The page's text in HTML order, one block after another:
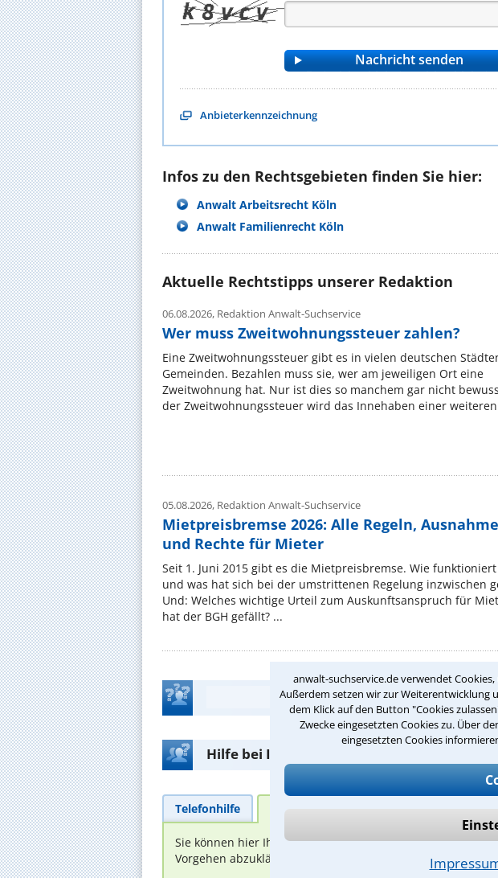
anwalt-suchservice.de verwendet
Außerdem setzen wir zur Weiterentwicklung
dem Klick auf den Button "Cookies
Zwecke eingesetzten Cookies zu. Über
eingesetzten Cookies
Anbieterkennzeichnung
Infos zu den Rechtsgebieten finden Sie hier:
Anwalt Arbeitsrecht Köln
Anwalt Familienrecht Köln
Aktuelle Rechtstipps unserer Redaktion
06.08.2026, Redaktion Anwalt-Suchservice
Wer muss Zweitwohnungssteuer zahlen?
Eine Zweitwohnungssteuer gibt es in vielen deutschen
Gemeinden. Bezahlen muss sie, wer am jeweiligen Ort eine
Zweitwohnung hat. Nur ist dies so manchem gar nicht
der Zweitwohnungssteuer wird das Innehaben einer
05.08.2026, Redaktion Anwalt-Suchservice
Mietpreisbremse 2026: Alle Regeln,
und Rechte für Mieter
Seit 1. Juni 2015 gibt es die Mietpreisbremse. Wie
und was hat sich bei der umstrittenen Regelung inzwischen
Und: Welches wichtige Urteil zum Auskunftsanspruch für
hat der BGH gefällt? ...
Hilfe bei Ihrer Anwaltsuche?
Telefonhilfe Beratungsanfrage
Sie können hier Ihren Fall schildern. Anschließend
Vorgehen abzuklären. Die Rückmeldung durch einen